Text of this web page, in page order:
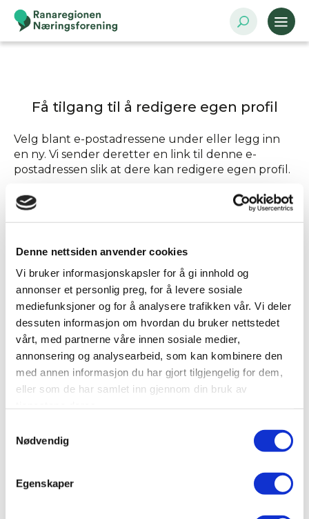
Denne nettsiden anvender cookies
Vi bruker informasjonskapsler for å gi innhold og
annonser et personlig preg, for å levere sosiale
mediefunksjoner og for å analysere trafikken vår. Vi deler
dessuten informasjon om hvordan du bruker nettstedet
vårt, med partnerne våre innen sosiale medier,
annonsering og analysearbeid, som kan kombinere den
med annen informasjon du har gjort tilgjengelig for dem,
eller som de har samlet inn gjennom din bruk av
Nødvendig
Egenskaper
Få tilgang til å redigere egen profil
Velg blant e-postadressene under eller legg inn
en ny. Vi sender deretter en link til denne e-
postadressen slik at dere kan redigere egen profil.
Send tilgang til
Annen - Skriv inn e-postadresse selv
SEND